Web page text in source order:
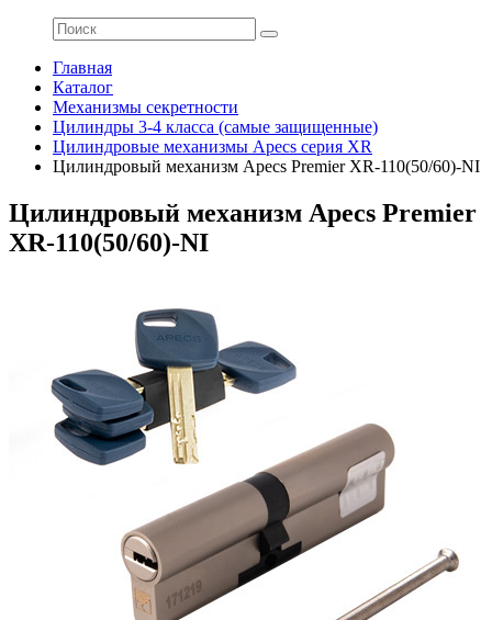
Главная
Каталог
Механизмы секретности
Цилиндры 3-4 класса (самые защищенные)
Цилиндровые механизмы Apecs серия XR
Цилиндровый механизм Apecs Premier XR-110(50/60)-NI
Цилиндровый механизм Apecs Premier
XR-110(50/60)-NI